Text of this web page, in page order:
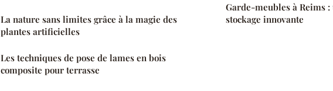
La nature sans limites grâce à la magie des
plantes artificielles
Les techniques de pose de lames en bois
composite pour terrasse
Garde-meubles à Reims
stockage innovante